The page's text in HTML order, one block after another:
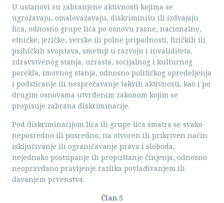
U ustanovi su zabranjene aktivnosti kojima se
ugrožavaju, omalovažavaju, diskriminišu ili izdvajaju
lica, odnosno grupe lica po osnovu rasne, nacionalne,
etničke, jezičke, verske ili polne pripadnosti, fizičkih ili
psihičkih svojstava, smetnji u razvoju i invaliditeta,
zdravstvenog stanja, uzrasta, socijalnog i kulturnog
porekla, imovnog stanja, odnosno političkog opredeljenja
i podsticanje ili nesprečavanje takvih aktivnosti, kao i po
drugim osnovama utvrđenim zakonom kojim se
propisuje zabrana diskriminacije.
Pod diskriminacijom lica ili grupe lica smatra se svako
neposredno ili posredno, na otvoren ili prikriven način
isključivanje ili ograničavanje prava i sloboda,
nejednako postupanje ili propuštanje činjenja, odnosno
neopravdano pravljenje razlika povlađivanjem ili
davanjem prvenstva.
Član 5